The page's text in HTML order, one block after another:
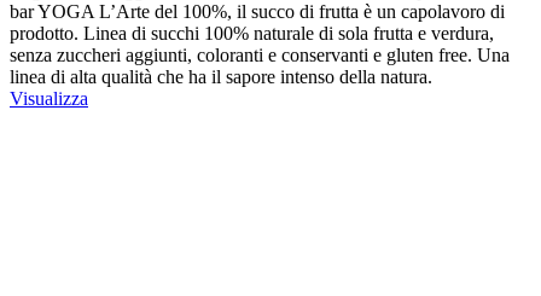
bar YOGA L’Arte del 100%, il succo di frutta è un capolavoro di
prodotto. Linea di succhi 100% naturale di sola frutta e verdura,
senza zuccheri aggiunti, coloranti e conservanti e gluten free. Una
linea di alta qualità che ha il sapore intenso della natura.
Visualizza